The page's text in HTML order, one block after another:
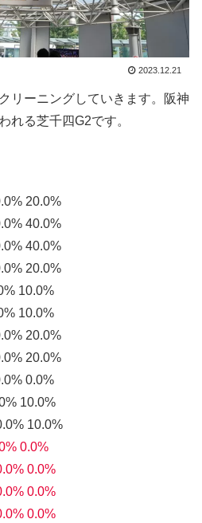
2023.12.21
リーニングしていきます。阪神
れる芝千四G2です。
20.0%
40.0%
40.0%
20.0%
10.0%
10.0%
20.0%
20.0%
0.0%
10.0%
10.0%
0.0%
0.0%
0.0%
0.0%